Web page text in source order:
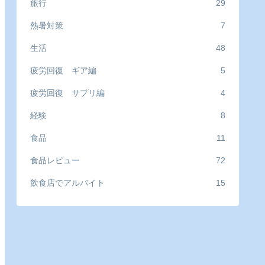
旅行 29
熱暑対策 7
生活 48
疲労回復 ギア編 5
疲労回復 サプリ編 4
経験 8
食品 11
食品レビュー 72
飲食店でアルバイト 15